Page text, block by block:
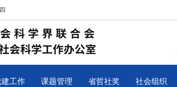
建工作 课题管理 省哲社奖 社会组织